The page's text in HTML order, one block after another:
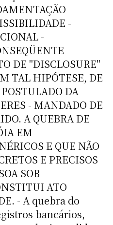
-
-
DE "DISCLOSURE"
TAL HIPÓTESE, DE
DA
- MANDADO DE
A QUEBRA DE
EM
E QUE NÃO
E PRECISOS
SOB
ATO
- A quebra do
bancários,